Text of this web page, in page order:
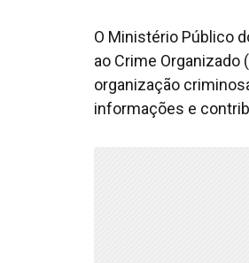
O Ministério Público
ao Crime
organização
informações e